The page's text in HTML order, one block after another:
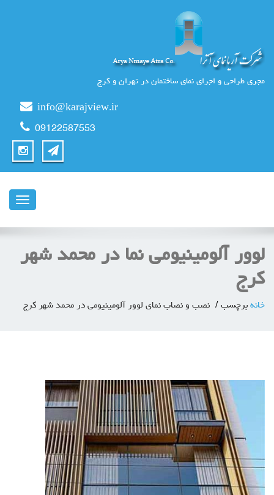
مجری طراحی و اجرای نمای ساختمان در تهران و کرج
info@karajview.ir
09122587553
ناوبری
لوور آلومینیومی نما در محمد شهر
کرج
خانه برچسب نصب و نصاب نمای لوور آلومینیومی در محمد شهر کرج